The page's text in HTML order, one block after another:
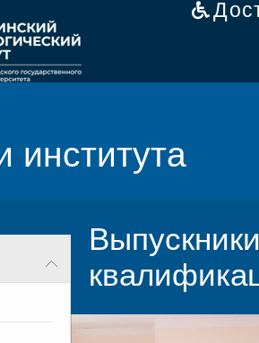
института